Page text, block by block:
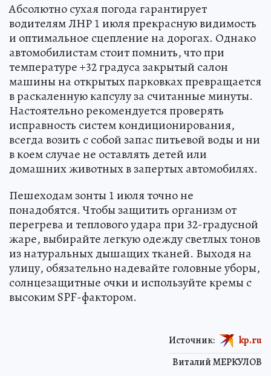
Абсолютно сухая погода гарантирует
водителям ЛНР 1 июля прекрасную видимость
и оптимальное сцепление на дорогах. Однако
автомобилистам стоит помнить, что при
температуре +32 градуса закрытый салон
машины на открытых парковках превращается
в раскаленную капсулу за считанные минуты.
Настоятельно рекомендуется проверять
исправность систем кондиционирования,
всегда возить с собой запас питьевой воды и ни
в коем случае не оставлять детей или
домашних животных в запертых автомобилях.
Пешеходам зонты 1 июля точно не
понадобятся. Чтобы защитить организм от
перегрева и теплового удара при 32-градусной
жаре, выбирайте легкую одежду светлых тонов
из натуральных дышащих тканей. Выходя на
улицу, обязательно надевайте головные уборы,
солнцезащитные очки и используйте кремы с
высоким SPF-фактором.
Виталий МЕРКУЛОВ
Источник: kp.ru